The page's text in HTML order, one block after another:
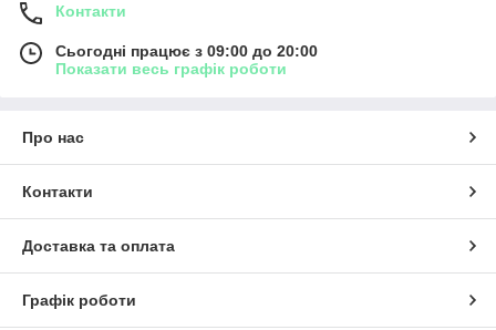
Контакти
Сьогодні працює з 09:00 до 20:00
Показати весь графік роботи
Про нас
Контакти
Доставка та оплата
Графік роботи